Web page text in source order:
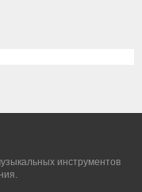
инструментов